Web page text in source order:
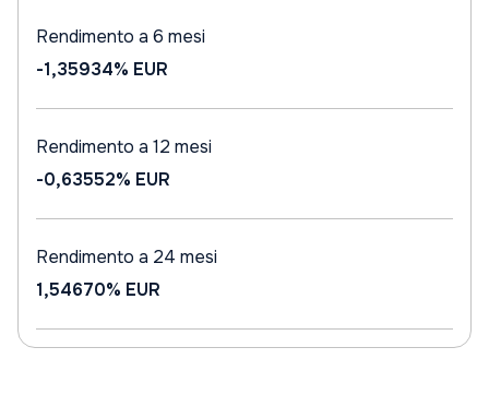
Rendimento a 6 mesi
-1,35934% EUR
Rendimento a 12 mesi
-0,63552% EUR
Rendimento a 24 mesi
1,54670% EUR